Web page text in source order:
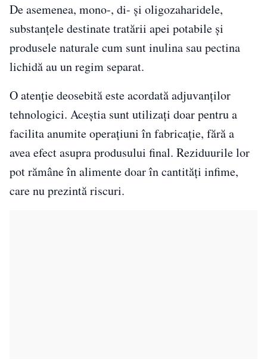
De asemenea, mono-, di- și oligozaharidele,
substanțele destinate tratării apei potabile și
produsele naturale cum sunt inulina sau pectina
lichidă au un regim separat.
O atenție deosebită este acordată adjuvanților
tehnologici. Aceștia sunt utilizați doar pentru a
facilita anumite operațiuni în fabricație, fără a
avea efect asupra produsului final. Reziduurile lor
pot rămâne în alimente doar în cantități infime,
care nu prezintă riscuri.